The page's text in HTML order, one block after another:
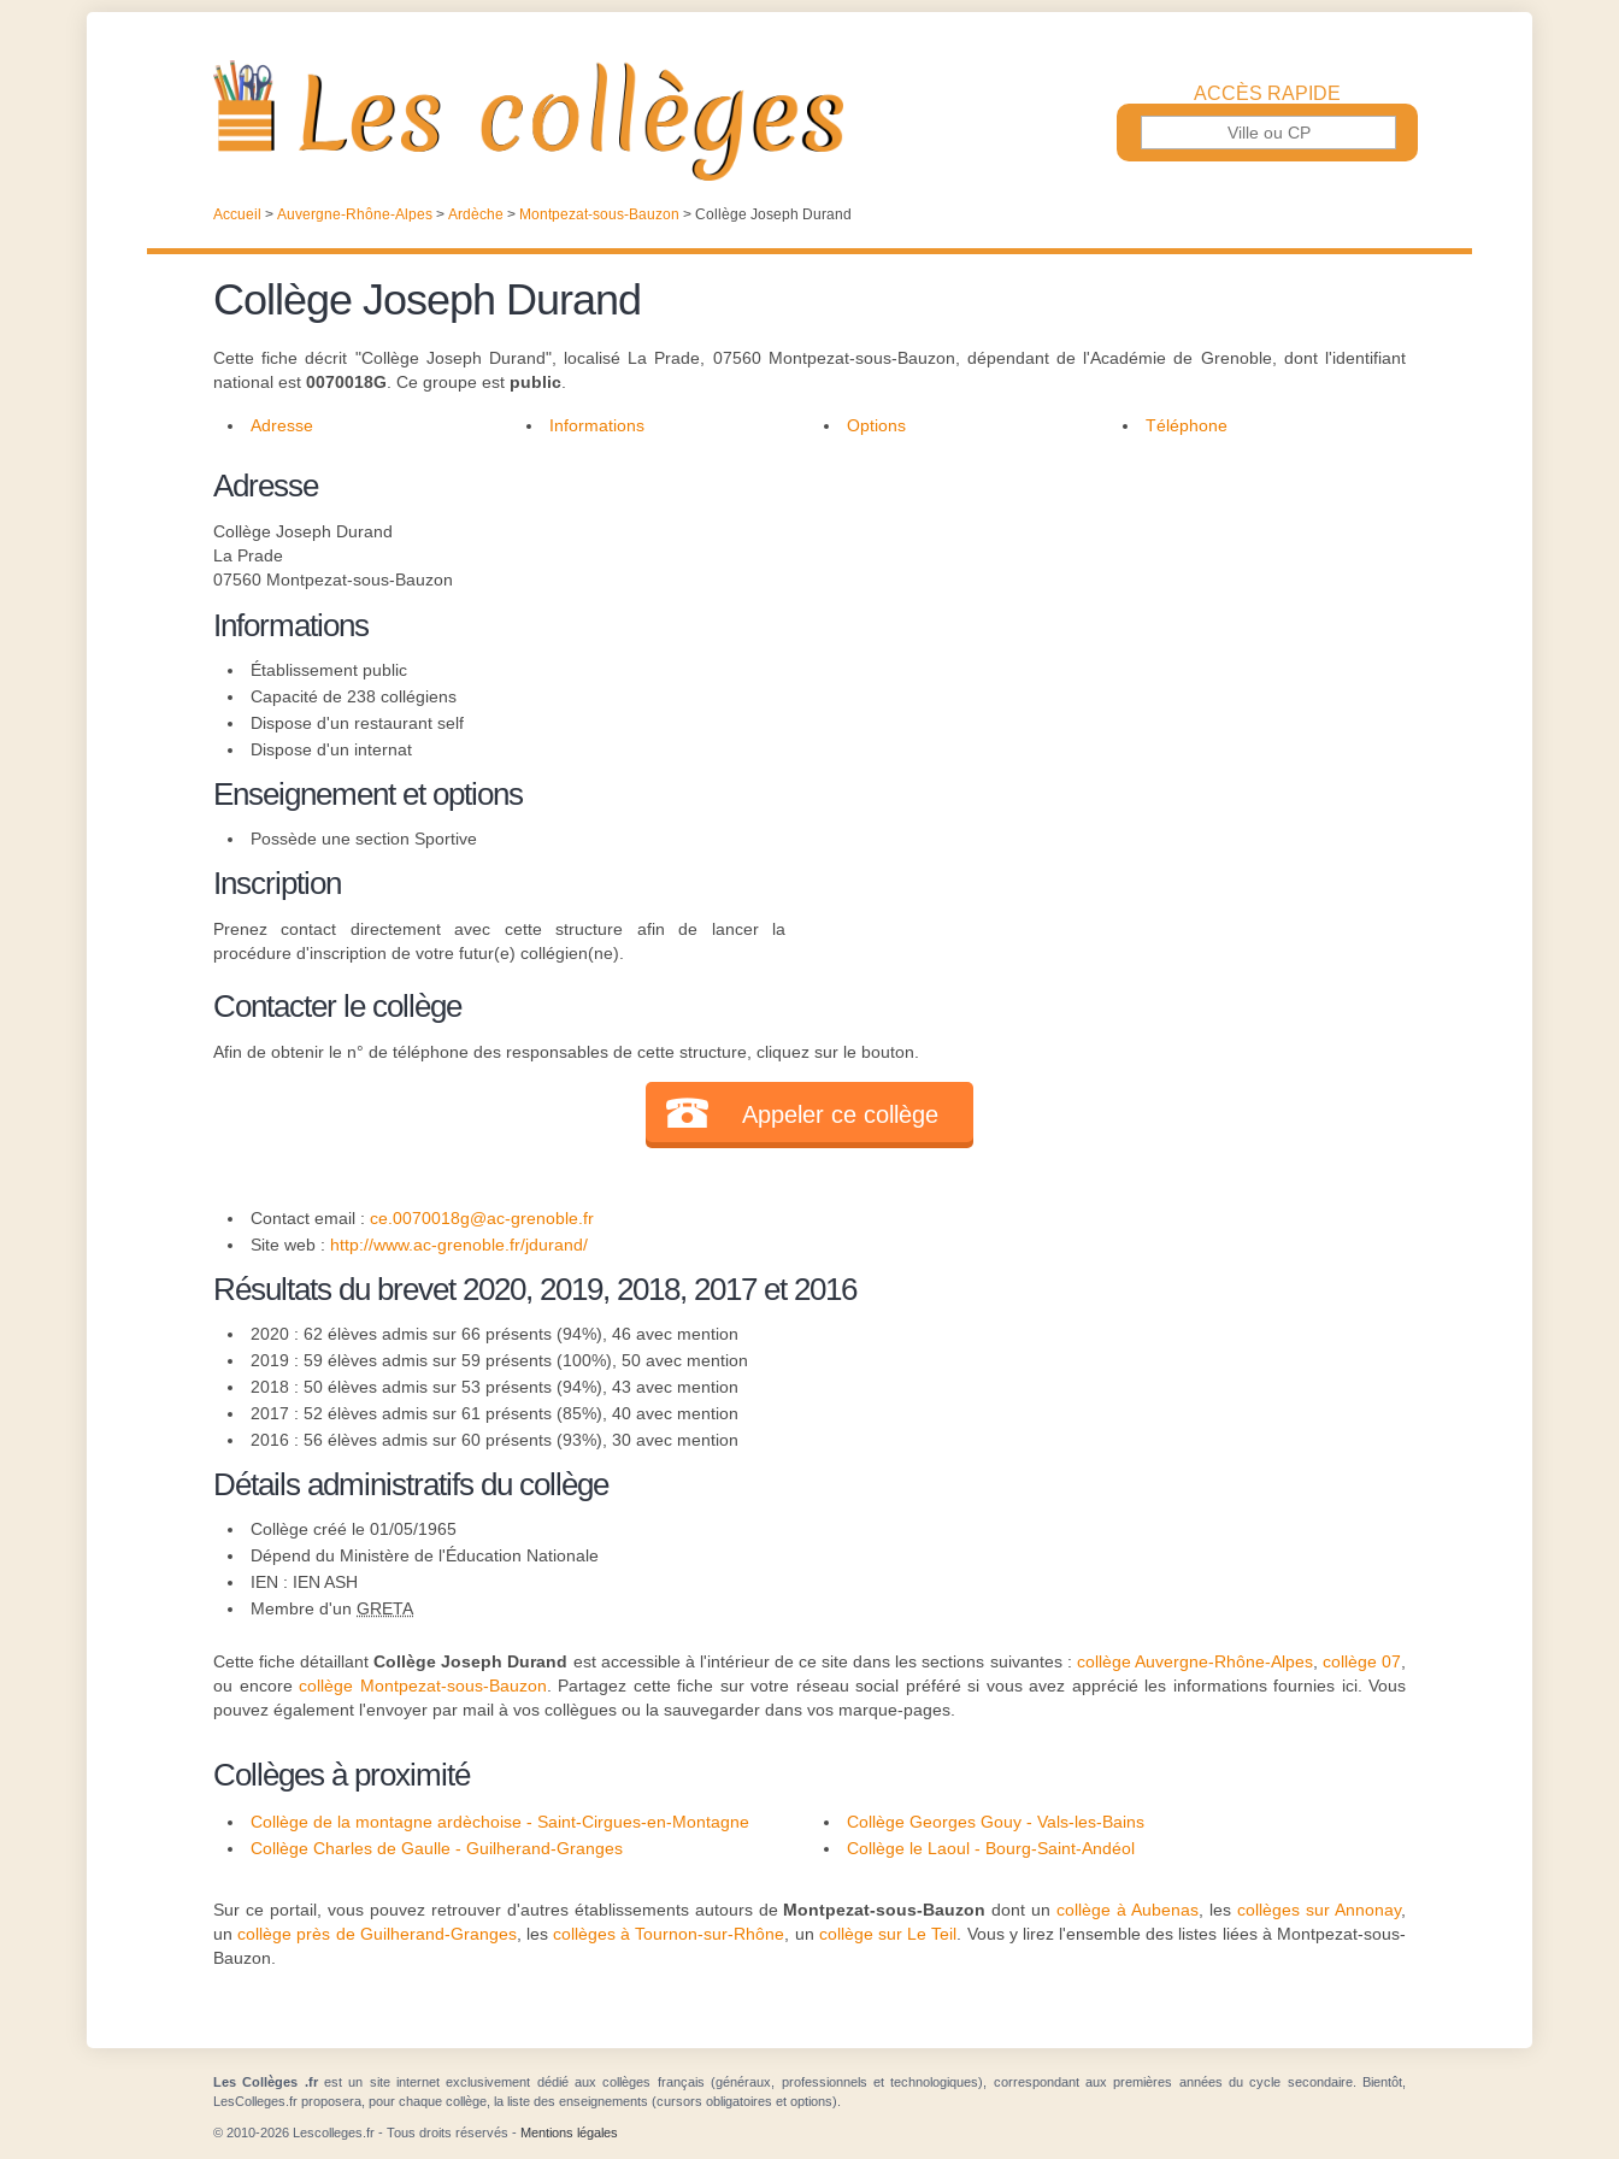
ACCÈS RAPIDE
Accueil > Auvergne-Rhône-Alpes > Ardèche > Montpezat-sous-Bauzon > Collège Joseph Durand
Collège Joseph Durand
Cette fiche décrit "Collège Joseph Durand", localisé La Prade, 07560 Montpezat-sous-Bauzon, dépendant de l'Académie de Grenoble, dont l'identifiant
national est 0070018G . Ce groupe est public
Adresse Informations Options Téléphone
Adresse
Collège Joseph Durand
La Prade
07560 Montpezat-sous-Bauzon
Informations
Établissement public
Capacité de 238 collégiens
Dispose d'un restaurant self
Dispose d'un internat
Enseignement et options
Possède une section Sportive
Inscription
Prenez contact directement avec cette structure afin de lancer la
procédure d'inscription de votre futur(e) collégien(ne).
Contacter le collège
Afin de obtenir le n° de téléphone des responsables de cette structure, cliquez sur le bouton.
Appeler ce collège
Contact email : ce.0070018g@ac-grenoble.fr
Site web : http://www.ac-grenoble.fr/jdurand/
Résultats du brevet 2020, 2019, 2018, 2017 et 2016
2020 : 62 élèves admis sur 66 présents (94%), 46 avec mention
2019 : 59 élèves admis sur 59 présents (100%), 50 avec mention
2018 : 50 élèves admis sur 53 présents (94%), 43 avec mention
2017 : 52 élèves admis sur 61 présents (85%), 40 avec mention
2016 : 56 élèves admis sur 60 présents (93%), 30 avec mention
Détails administratifs du collège
Collège créé le 01/05/1965
Dépend du Ministère de l'Éducation Nationale
IEN : IEN ASH
Membre d'un GRETA
Cette fiche détaillantCollège Joseph Durand est accessible à l'intérieur de ce site dans les sections suivantes : collège Auvergne-Rhône-Alpes, collège 07
ou encore collège Montpezat-sous-Bauzon . Partagez cette fiche sur votre réseau social préféré si vous avez apprécié les informations fournies ici. Vous
pouvez également l'envoyer par mail à vos collègues ou la sauvegarder dans vos marque-pages.
Collèges à proximité
Collège de la montagne ardèchoise - Saint-Cirgues-en-Montagne
Collège Georges Gouy - Vals-les-Bains
Collège Charles de Gaulle - Guilherand-Granges
Collège le Laoul - Bourg-Saint-Andéol
Sur ce portail, vous pouvez retrouver d'autres établissements autours de Montpezat-sous-Bauzon dont uncollège à Aubenas , lescollèges sur Annonay,
uncollège près de Guilherand-Granges, lescollèges à Tournon-sur-Rhône , un collège sur Le Teil . Vous y lirez l'ensemble des listes liées à Montpezat-sous-
Bauzon.
Les Collèges .frest un site internet exclusivement dédié aux collèges français (généraux, professionnels et technologiques), correspondant aux premières années du cycle secondaire. Bientôt,
LesColleges.fr proposera, pour chaque collège, la liste des enseignements (cursors obligatoires et options).
© 2010-2026 Lescolleges.fr - Tous droits réservés - Mentions légales